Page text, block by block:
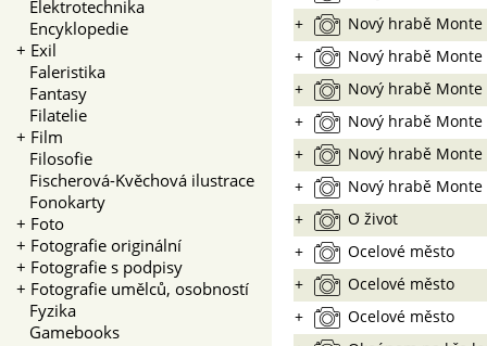
Elektrotechnika
Encyklopedie
+ Exil
Faleristika
Fantasy
Filatelie
+ Film
Filosofie
Fischerová-Kvěchová ilustrace
Fonokarty
+ Foto
+ Fotografie originální
+ Fotografie s podpisy
+ Fotografie umělců, osobností
Fyzika
Gamebooks
+
Nový hrabě
+
Nový hrabě
+
Nový hrabě
+
Nový hrabě
+
Nový hrabě
+
Nový hrabě
+
O život
+
Ocelové město
+
Ocelové město
+
Ocelové město